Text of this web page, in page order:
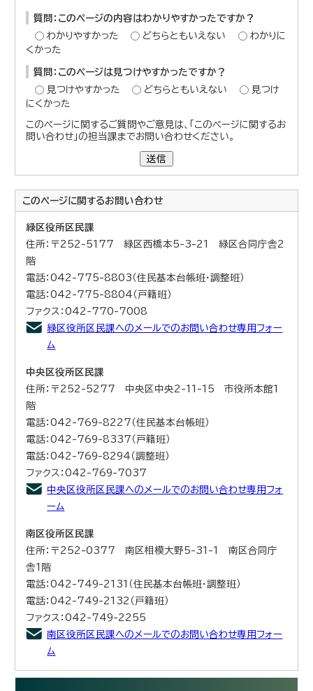
質問：このページの内容はわかりやすかったですか？
わかりやすかった
どちらともいえない
わかりに
くかった
質問：このページは見つけやすかったですか？
見つけやすかった
どちらともいえない
見つけ
にくかった
このページに関するご質問やご意見は、「このページに関するお
問い合わせ」の担当課までお問い合わせください。
送信
このページに関するお問い合わせ
緑区役所区民課
住所：〒252-5177 緑区西橋本5-3-21 緑区合同庁舎2
階
電話：042-775-8803（住民基本台帳班・調整班）
電話：042-775-8804（戸籍班）
ファクス：042-770-7008
緑区役所区民課へのメールでのお問い合わせ専用フォー
ム
中央区役所区民課
住所：〒252-5277 中央区中央2-11-15 市役所本館1
階
電話：042-769-8227（住民基本台帳班）
電話：042-769-8337（戸籍班）
電話：042-769-8294（調整班）
ファクス：042-769-7037
中央区役所区民課へのメールでのお問い合わせ専用フォ
ーム
南区役所区民課
住所：〒252-0377 南区相模大野5-31-1 南区合同庁
舎1階
電話：042-749-2131（住民基本台帳班・調整班）
電話：042-749-2132（戸籍班）
ファクス：042-749-2255
南区役所区民課へのメールでのお問い合わせ専用フォー
ム